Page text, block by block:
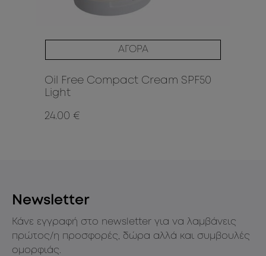
ΑΓΟΡΑ
Oil Free Compact Cream SPF50
Light
24.00 €
Newsletter
Κάνε εγγραφή στο newsletter για να λαμβάνεις
πρώτος/η προσφορές, δώρα αλλά και συμβουλές
ομορφιάς.